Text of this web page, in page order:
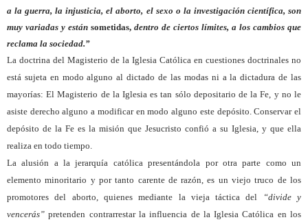
a la guerra, la injusticia, el aborto, el sexo o la investigación científica, son
muy variadas y están sometidas, dentro de ciertos límites, a los cambios que
reclama la sociedad.”
La doctrina del Magisterio de la Iglesia Católica en cuestiones doctrinales no
está sujeta en modo alguno al dictado de las modas ni a la dictadura de las
mayorías: El Magisterio de la Iglesia es tan sólo depositario de la Fe, y no le
asiste derecho alguno a modificar en modo alguno este depósito. Conservar el
depósito de la Fe es la misión que Jesucristo confió a su Iglesia, y que ella
realiza en todo tiempo.
La alusión a la jerarquía católica presentándola por otra parte como un
elemento minoritario y por tanto carente de razón, es un viejo truco de los
promotores del aborto, quienes mediante la vieja táctica del
“divide y
vencerás” pretenden contrarrestar la influencia de la Iglesia Católica en los